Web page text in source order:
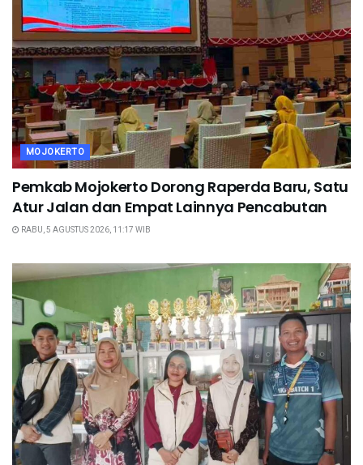
MOJOKERTO
Pemkab Mojokerto Dorong Raperda Baru, Satu
Atur Jalan dan Empat Lainnya Pencabutan
RABU, 5 AGUSTUS 2026, 11:17 WIB